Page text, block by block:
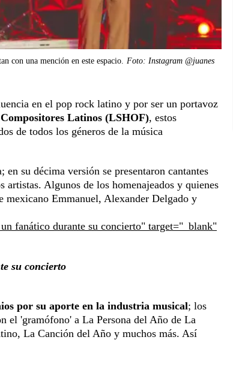
con una mención en este espacio. Foto: Instagram @juanes
en el pop rock latino y por ser un portavoz
Latinos (LSHOF), estos
de todos los géneros de la música
su décima versión se presentaron cantantes
Algunos de los homenajeados y quienes
mexicano Emmanuel, Alexander Delgado y
fanático durante su concierto" target="_blank"
su concierto
por su aporte en la industria musical; los
el 'gramófono' a La Persona del Año de La
La Canción del Año y muchos más. Así